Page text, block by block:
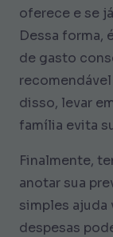
oferece e se
Dessa forma,
de gasto
disso, levar
família evita
Finalmente,
anotar sua
simples ajuda
despesas